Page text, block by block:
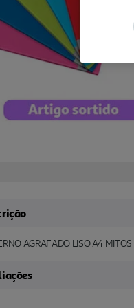
AGRAFADO LISO A4